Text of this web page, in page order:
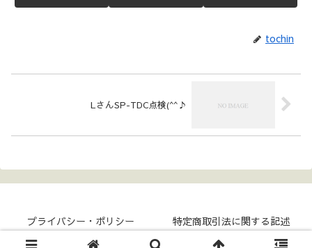
tochin
LさんSP-TDC点検(^^♪
プライバシー・ポリシー
特定商取引法に関する記述
Copyright © 2017- COKKY-NET All Rights Reserved.